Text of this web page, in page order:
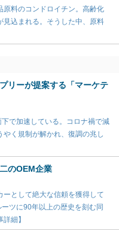
原料のコンドロイチン。高齢化
見込まれる。そうした中、原料
リーが提案する「マーケテ
で加速している。コロナ禍で減
く規制が解かれ、復調の兆し
のOEM企業
ーとして絶大な信頼を獲得して
ツに90年以上の歴史を刻む同
細】